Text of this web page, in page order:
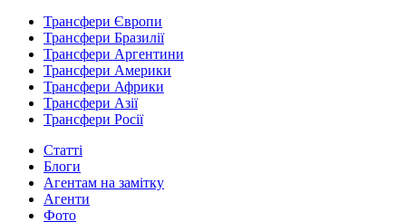
Трансфери Європи
Трансфери Бразилії
Трансфери Аргентини
Трансфери Америки
Трансфери Африки
Трансфери Азії
Трансфери Росії
Статті
Блоги
Агентам на замітку
Агенти
Фото